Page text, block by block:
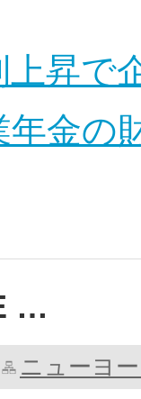
上昇で
年金
…
ニューヨ